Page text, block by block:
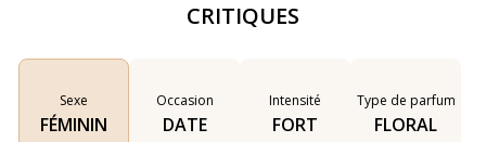
CRITIQUES
Sexe
FÉMININ
Occasion
DATE
Intensité
FORT
Type de parfum
FLORAL